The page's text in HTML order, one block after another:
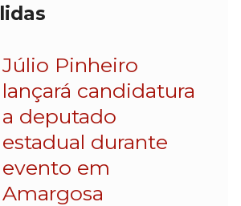
lidas
Júlio Pinheiro
lançará candidatura
a deputado
estadual durante
evento em
Amargosa